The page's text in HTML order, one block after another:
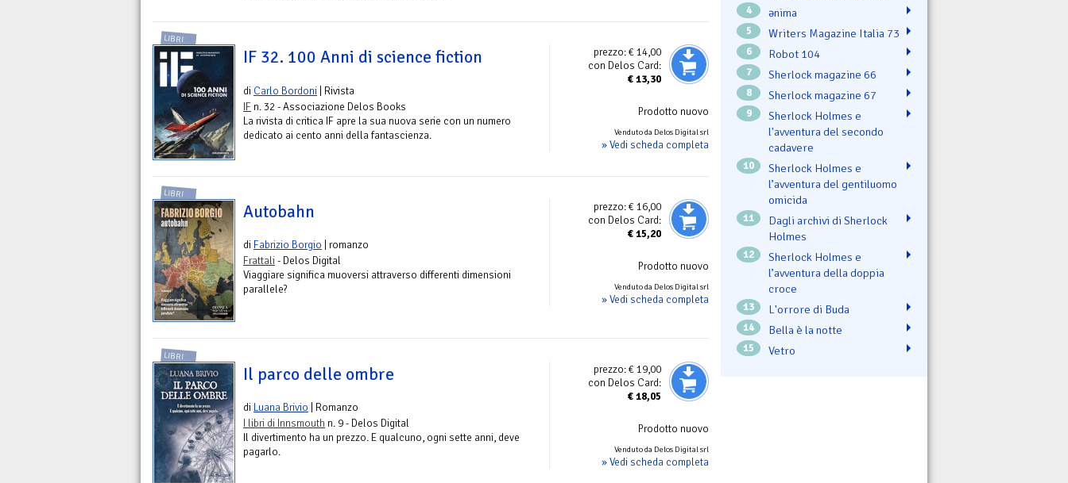
prezzo:€ 14,00
con Delos Card:
€13,30
Prodotto nuovo
Venduto da Delos Digital srl
» Vedi scheda completa
LIBRI
IF 32. 100 Anni di science fiction
di Carlo Bordoni | Rivista
IF n. 32 - Associazione Delos Books
La rivista di critica IF apre la sua nuova serie con un numero
dedicato ai cento anni della fantascienza.
prezzo:€ 16,00
con Delos Card:
€15,20
Prodotto nuovo
Venduto da Delos Digital srl
» Vedi scheda completa
LIBRI
Autobahn
di Fabrizio Borgio | romanzo
Frattali - Delos Digital
Viaggiare significa muoversi attraverso differenti dimensioni
parallele?
prezzo:€ 19,00
con Delos Card:
€18,05
Prodotto nuovo
Venduto da Delos Digital srl
» Vedi scheda completa
LIBRI
Il parco delle ombre
di Luana Brivio | Romanzo
I libri di Innsmouth n. 9 - Delos Digital
Il divertimento ha un prezzo. E qualcuno, ogni sette anni, deve
pagarlo.
4 ənima
5 Writers Magazine Italia 73
6 Robot 104
7 Sherlock magazine 66
8 Sherlock magazine 67
9
Sherlock Holmes e
l'avventura del secondo
cadavere
10
Sherlock Holmes e
l’avventura del gentiluomo
omicida
11
Dagli archivi di Sherlock
Holmes
12
Sherlock Holmes e
l’avventura della doppia
croce
13 L'orrore di Buda
14 Bella è la notte
15 Vetro